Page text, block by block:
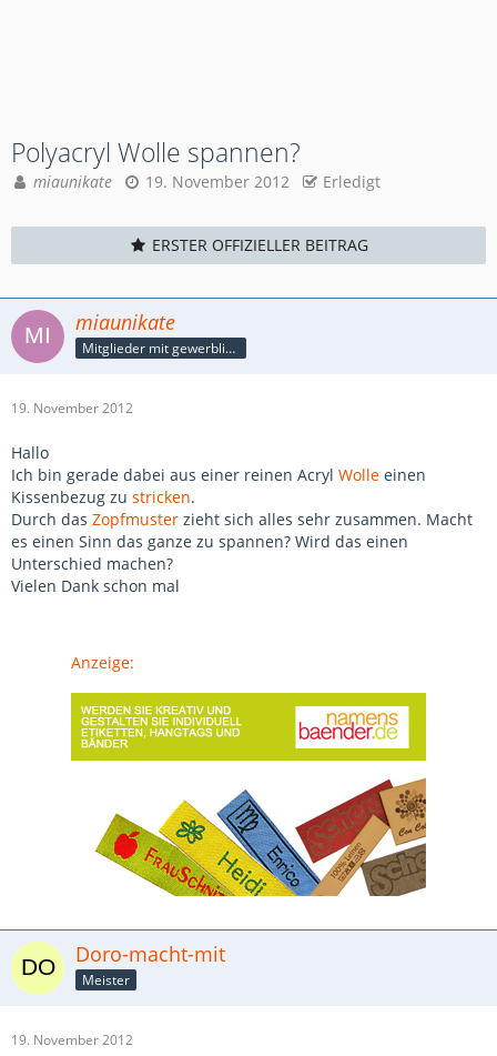
Polyacryl Wolle spannen?
miaunikate 19. November 2012 Erledigt
ERSTER OFFIZIELLER BEITRAG
miaunikate
Mitglieder mit gewerblicher Verbindung, auch als Mitarbeiter/in
19. November 2012
Hallo
Ich bin gerade dabei aus einer reinen Acryl Wolle einen
Kissenbezug zu stricken.
Durch das Zopfmuster zieht sich alles sehr zusammen. Macht
es einen Sinn das ganze zu spannen? Wird das einen
Unterschied machen?
Vielen Dank schon mal
Anzeige:
Doro-macht-mit
Meister
19. November 2012